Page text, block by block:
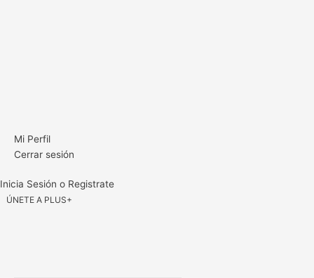
Mi Perfil
Cerrar sesión
Inicia Sesión o Registrate
ÚNETE A PLUS+